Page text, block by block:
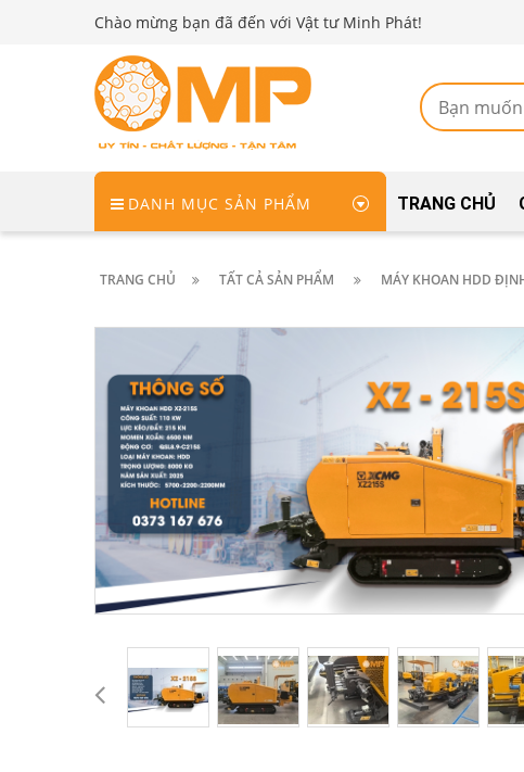
Chào mừng bạn đã đến với Vật tư Minh Phát!
DANH MỤC SẢN PHẨM TRANG CHỦ
TRANG CHỦ TẤT CẢ SẢN PHẨM MÁY KHOAN HDD